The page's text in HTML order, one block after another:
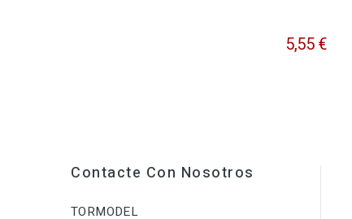
5,55 €
Contacte Con Nosotros
TORMODEL